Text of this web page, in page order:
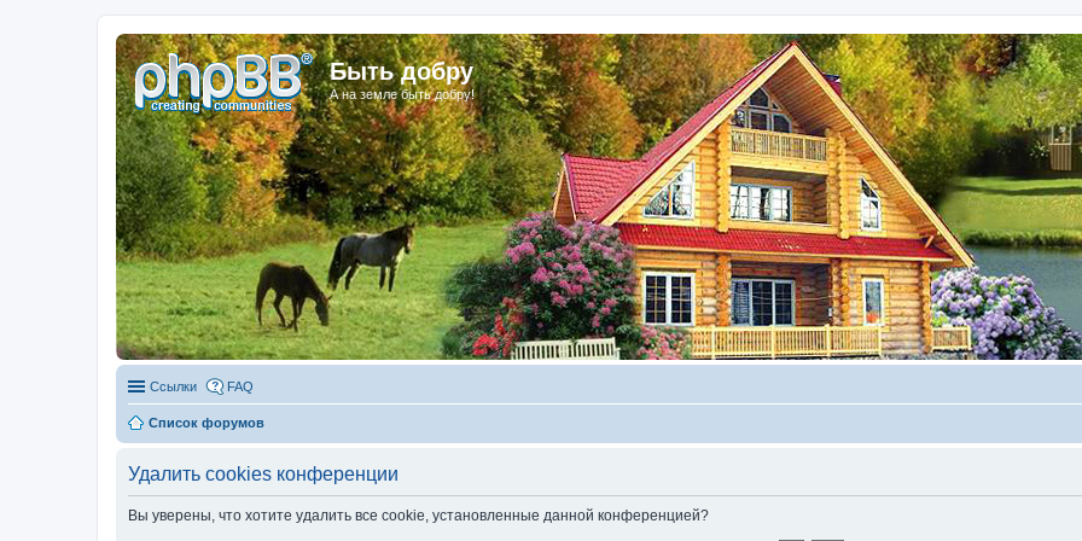
Быть добру
А на земле быть добру!
Ссылки FAQ
Список форумов
Удалить cookies конференции
Вы уверены, что хотите удалить все cookie, установленные данной конференцией?